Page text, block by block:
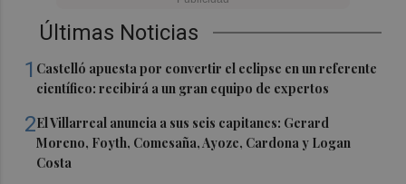
Últimas Noticias
1 Castelló apuesta por convertir el eclipse en un referente
científico: recibirá a un gran equipo de expertos
2El Villarreal anuncia a sus seis capitanes: Gerard
Moreno, Foyth, Comesaña, Ayoze, Cardona y Logan
Costa